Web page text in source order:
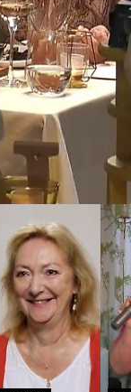
Date-